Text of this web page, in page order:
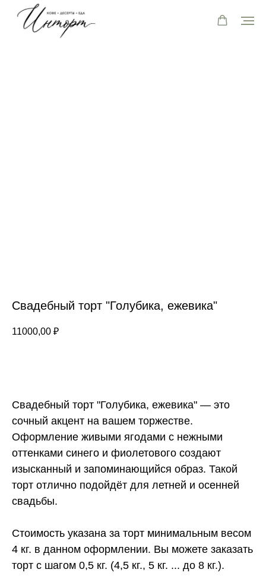
Свадебный торт "Голубика, ежевика"
11000,00 ₽
Свадебный торт "Голубика, ежевика" — это
сочный акцент на вашем торжестве.
Оформление живыми ягодами с нежными
оттенками синего и фиолетового создают
изысканный и запоминающийся образ. Такой
торт отлично подойдёт для летней и осенней
свадьбы.
Стоимость указана за торт минимальным весом
4 кг. в данном оформлении. Вы можете заказать
торт с шагом 0,5 кг. (4,5 кг., 5 кг. ... до 8 кг.).